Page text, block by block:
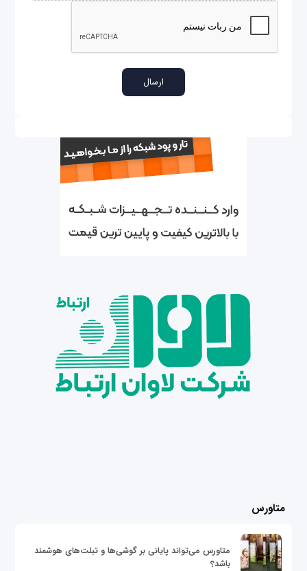
متاورس
متاورس می‌تواند پایانی بر گوشی‌ها و تبلت‌های هوشمند
باشد؟